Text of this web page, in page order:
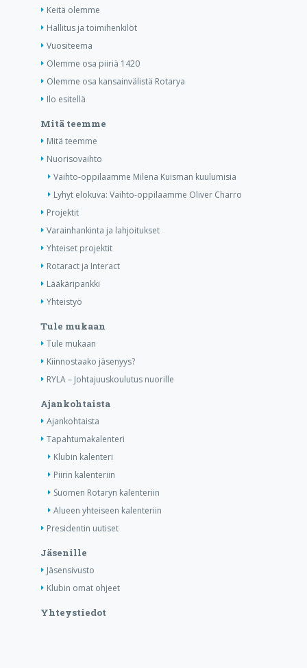
Keitä olemme
Hallitus ja toimihenkilöt
Vuositeema
Olemme osa piiriä 1420
Olemme osa kansainvälistä Rotarya
Ilo esitellä
Mitä teemme
Mitä teemme
Nuorisovaihto
Vaihto-oppilaamme Milena Kuisman kuulumisia
Lyhyt elokuva: Vaihto-oppilaamme Oliver Charro
Projektit
Varainhankinta ja lahjoitukset
Yhteiset projektit
Rotaract ja Interact
Lääkäripankki
Yhteistyö
Tule mukaan
Tule mukaan
Kiinnostaako jäsenyys?
RYLA – Johtajuuskoulutus nuorille
Ajankohtaista
Ajankohtaista
Tapahtumakalenteri
Klubin kalenteri
Piirin kalenteriin
Suomen Rotaryn kalenteriin
Alueen yhteiseen kalenteriin
Presidentin uutiset
Jäsenille
Jäsensivusto
Klubin omat ohjeet
Yhteystiedot